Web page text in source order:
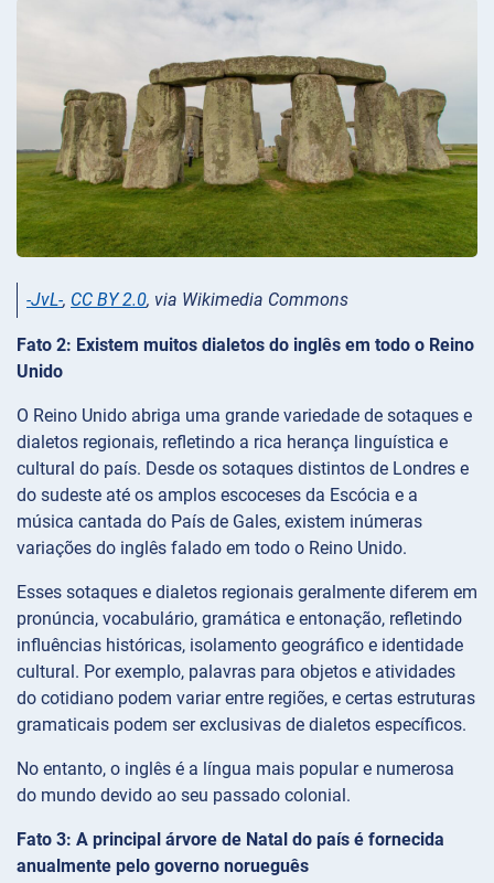
-JvL-, CC BY 2.0, via Wikimedia Commons
Fato 2: Existem muitos dialetos do inglês em todo o Reino
Unido
O Reino Unido abriga uma grande variedade de sotaques e
dialetos regionais, refletindo a rica herança linguística e
cultural do país. Desde os sotaques distintos de Londres e
do sudeste até os amplos escoceses da Escócia e a
música cantada do País de Gales, existem inúmeras
variações do inglês falado em todo o Reino Unido.
Esses sotaques e dialetos regionais geralmente diferem em
pronúncia, vocabulário, gramática e entonação, refletindo
influências históricas, isolamento geográfico e identidade
cultural. Por exemplo, palavras para objetos e atividades
do cotidiano podem variar entre regiões, e certas estruturas
gramaticais podem ser exclusivas de dialetos específicos.
No entanto, o inglês é a língua mais popular e numerosa
do mundo devido ao seu passado colonial.
Fato 3: A principal árvore de Natal do país é fornecida
anualmente pelo governo norueguês